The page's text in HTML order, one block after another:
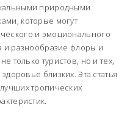
природными
которые могут
и эмоционального
и разнообразие флоры и
только туристов, но и тех,
близких. Эта статья
тропических